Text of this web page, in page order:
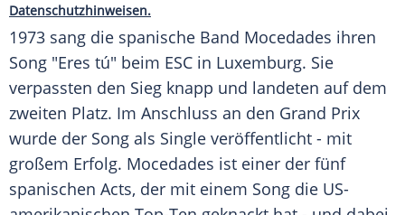
Datenschutzhinweisen.
1973 sang die spanische Band Mocedades ihren
Song "Eres tú" beim ESC in Luxemburg. Sie
verpassten den Sieg knapp und landeten auf dem
zweiten Platz. Im Anschluss an den Grand Prix
wurde der Song als Single veröffentlicht - mit
großem Erfolg. Mocedades ist einer der fünf
spanischen Acts, der mit einem Song die US-